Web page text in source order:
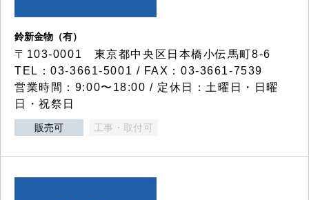
鈴新金物（有）
〒103-0001 東京都中央区日本橋小伝馬町8-6
TEL：03-3661-5001 / FAX：03-3661-7539
営業時間：9:00〜18:00 / 定休日：土曜日・日曜
日・祝祭日
販売可 工事・取付可